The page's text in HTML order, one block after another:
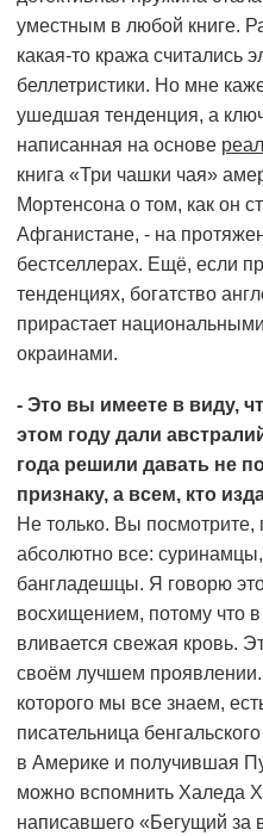
уместным в любой книге.
какая-то кража считались
беллетристики. Но мне
ушедшая тенденция, а
написанная на основе
книга «Три чашки чая»
Мортенсона о том, как он
Афганистане, - на
бестселлерах. Ещё, если
тенденциях, богатство
прирастает
окраинами.
- Это вы имеете в виду,
этом году дали
года решили давать не
признаку, а всем, кто
Не только. Вы посмотрите,
абсолютно все:
бангладешцы. Я говорю
восхищением, потому что
вливается свежая кровь.
своём лучшем
которого мы все знаем,
писательница
в Америке и получившая
можно вспомнить Халеда
написавшего «Бегущий за